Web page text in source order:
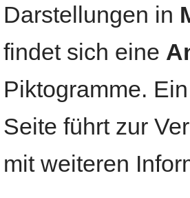
Darstellungen in
findet sich eine
Piktogramme.
Seite führt zur
mit weiteren